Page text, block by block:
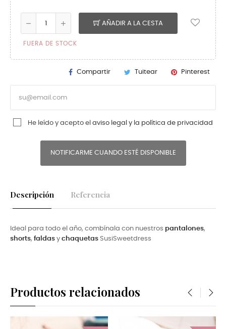
AÑADIR A LA CESTA
FUERA DE STOCK
Compartir Tuitear Pinterest
He leído y acepto el aviso legal y la política de privacidad
NOTIFICARME CUANDO ESTÉ DISPONIBLE
Descripción Referencia
Ideal para todo el año, combínala con nuestros pantalones,
shorts, faldas y chaquetas SusiSweetdress
Productos relacionados